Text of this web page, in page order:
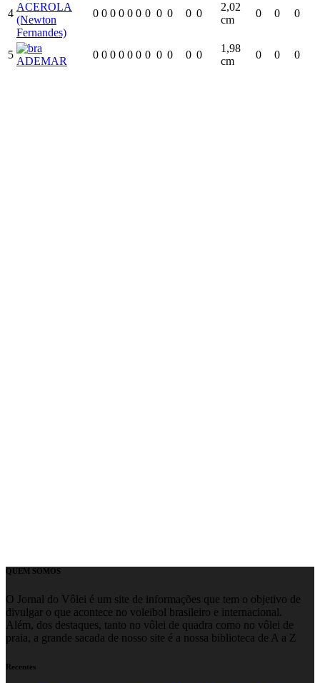
4
ACEROLA
(Newton
Fernandes)
0 0 0 0 0 0 0 0 0 0 0
2,02
cm
0 0 0
5
ADEMAR
0 0 0 0 0 0 0 0 0 0 0
1,98
cm
0 0 0
QUEM SOMOS
O Jornal do Vôlei é um site de informações que tem o objetivo de
divulgar o que acontece no voleibol brasileiro e internacional.
Além, dos destaques, tanto no vôlei de quadra como no vôlei de
praia, a grande sacada de nosso site é a nossa biblioteca de A a Z
Recentes